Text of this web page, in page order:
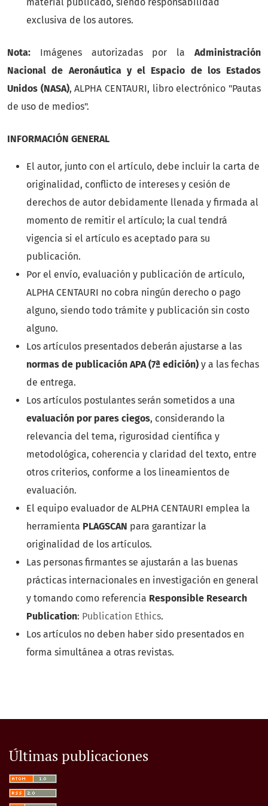
exclusiva de los autores.
Nota: Imágenes autorizadas por la Administración
Nacional de Aeronáutica y el Espacio de los Estados
Unidos (NASA), ALPHA CENTAURI, libro electrónico "Pautas
de uso de medios".
INFORMACIÓN GENERAL
El autor, junto con el artículo, debe incluir la carta de
originalidad, conflicto de intereses y cesión de
derechos de autor debidamente llenada y firmada al
momento de remitir el artículo; la cual tendrá
vigencia si el artículo es aceptado para su
publicación.
Por el envío, evaluación y publicación de artículo,
ALPHA CENTAURI no cobra ningún derecho o pago
alguno, siendo todo trámite y publicación sin costo
alguno.
Los artículos presentados deberán ajustarse a las
normas de publicación APA (7ª edición) y a las fechas
de entrega.
Los artículos postulantes serán sometidos a una
evaluación por pares ciegos, considerando la
relevancia del tema, rigurosidad científica y
metodológica, coherencia y claridad del texto, entre
otros criterios, conforme a los lineamientos de
evaluación.
El equipo evaluador de ALPHA CENTAURI emplea la
herramienta PLAGSCAN para garantizar la
originalidad de los artículos.
Las personas firmantes se ajustarán a las buenas
prácticas internacionales en investigación en general
y tomando como referencia Responsible Research
Publication: Publication Ethics.
Los artículos no deben haber sido presentados en
forma simultánea a otras revistas.
Últimas publicaciones